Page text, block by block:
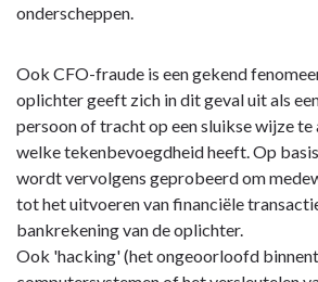
betalingsverkeer
onderscheppen.
Ook CFO-fraude is een gekend
oplichter geeft zich in dit geval uit als
persoon of tracht op een sluikse wijze te
welke tekenbevoegdheid heeft. Op
wordt vervolgens geprobeerd om
tot het uitvoeren van financiële
bankrekening van de oplichter.
Ook 'hacking' (het ongeoorloofd